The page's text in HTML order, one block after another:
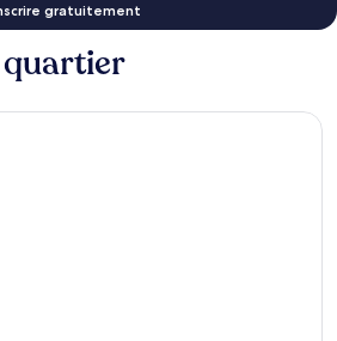
gratuitement